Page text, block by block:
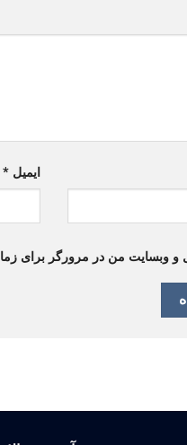
ایمیل*
و وبسایت من در مرورگر برای